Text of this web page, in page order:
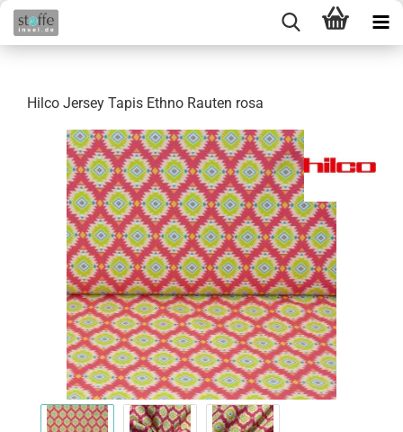
Hilco Jersey Tapis Ethno Rauten rosa